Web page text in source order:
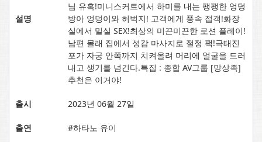
설명
님 유혹!미니스커트에서 하미를 내는 팽팽한 엉덩
방아 엉덩이와 허벅지! 고객에게 풍속 접객!화장
실에서 밀실 SEX!최상의 미끈미끈한 로션 플레이!
남편 몰래 집에서 성감 마사지로 절정 팩!극태진
포가 자궁 안쪽까지 치켜올려 머리에 얼굴을 드러
내고 생기를 넘긴다.특집 : 종합 AV그룹 [망상족]
추천은 이거야!
출시 2023년 06월 27일
출연 #하타노 유이